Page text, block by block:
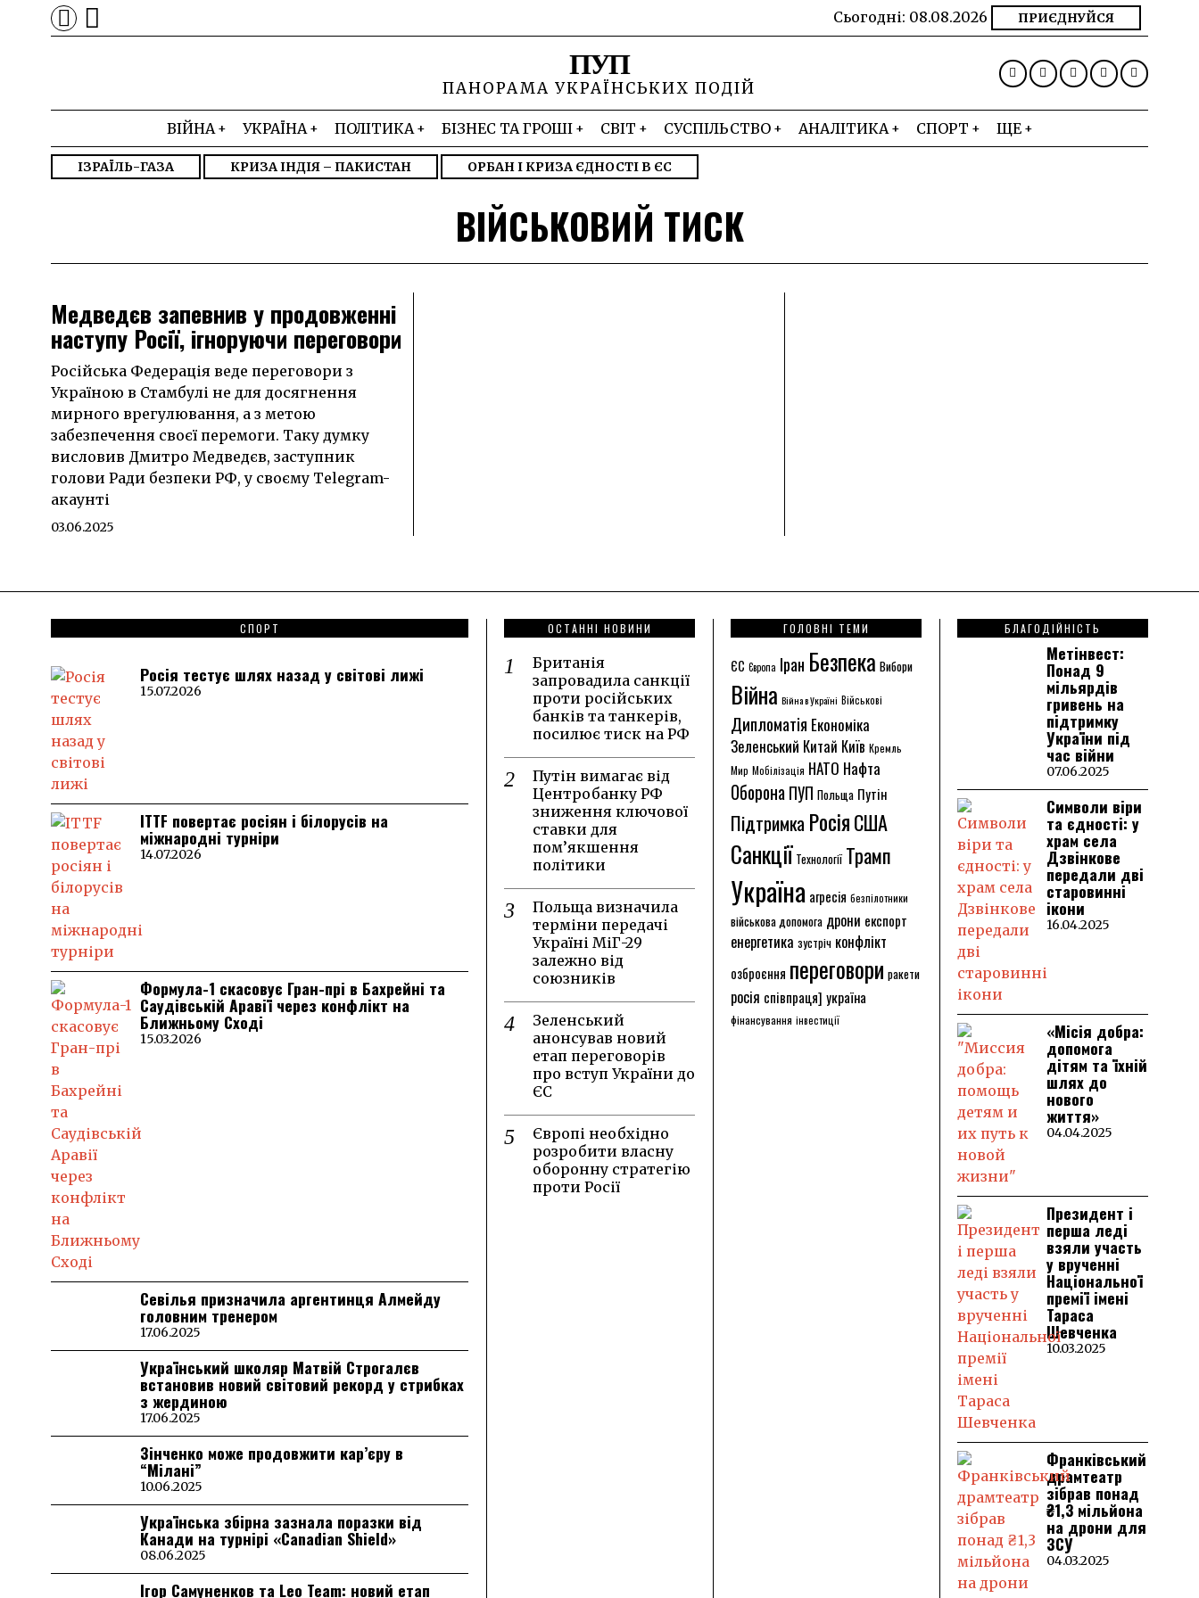
Сьогодні: 08.08.2026 ПРИЄДНУЙСЯ
ПУП
ПАНОРАМА УКРАЇНСЬКИХ ПОДІЙ
ВІЙНА УКРАЇНА ПОЛІТИКА БІЗНЕС ТА ГРОШІ СВІТ СУСПІЛЬСТВО АНАЛІТИКА СПОРТ ЩЕ
ІЗРАЇЛЬ-ГАЗА КРИЗА ІНДІЯ – ПАКИСТАН ОРБАН І КРИЗА ЄДНОСТІ В ЄС
ВІЙСЬКОВИЙ ТИСК
Медведєв запевнив у продовженні
наступу Росії, ігноруючи переговори
Російська Федерація веде переговори з
Україною в Стамбулі не для досягнення
мирного врегулювання, а з метою
забезпечення своєї перемоги. Таку думку
висловив Дмитро Медведєв, заступник
голови Ради безпеки РФ, у своєму Telegram-
акаунті
03.06.2025
СПОРТ
Росія тестує шлях назад у світові лижі
15.07.2026
ITTF повертає росіян і білорусів на
міжнародні турніри
14.07.2026
Формула-1 скасовує Гран-прі в Бахрейні та
Саудівській Аравії через конфлікт на
Ближньому Сході
15.03.2026
Севілья призначила аргентинця Алмейду
головним тренером
17.06.2025
Український школяр Матвій Строгалєв
встановив новий світовий рекорд у стрибках
з жердиною
17.06.2025
Зінченко може продовжити кар’єру в
“Мілані”
10.06.2025
Українська збірна зазнала поразки від
Канади на турнірі «Canadian Shield»
08.06.2025
Ігор Самуненков та Leo Team: новий етап
ОСТАННІ НОВИНИ
Британія
запровадила санкції
проти російських
банків та танкерів,
посилює тиск на РФ
Путін вимагає від
Центробанку РФ
зниження ключової
ставки для
пом’якшення
політики
Польща визначила
терміни передачі
Україні МіГ-29
залежно від
союзників
Зеленський
анонсував новий
етап переговорів
про вступ України до
ЄС
Європі необхідно
розробити власну
оборонну стратегію
проти Росії
ГОЛОВНІ ТЕМИ
ЄС Європа Іран Безпека Вибори
Війна Війна в Україні Військові
Дипломатія Економіка
Зеленський Китай Київ Кремль
Мир Мобілізація НАТО Нафта
ОборонаПУП Польща Путін
Підтримка РосіяСША
Санкції Технології Трамп
Україна агресія безпілотники
військова допомога дрони експорт
енергетика зустріч конфлікт
озброєння переговори ракети
росія співпраця] україна
фінансування інвестиції
БЛАГОДІЙНІСТЬ
Метінвест:
Понад 9
мільярдів
гривень на
підтримку
України під
час війни
07.06.2025
Символи віри
та єдності: у
храм села
Дзвінкове
передали дві
старовинні
ікони
16.04.2025
«Місія добра:
допомога
дітям та їхній
шлях до
нового
життя»
04.04.2025
Президент і
перша леді
взяли участь
у врученні
Національної
премії імені
Тараса
Шевченка
10.03.2025
Франківський
драмтеатр
зібрав понад
₴1,3 мільйона
на дрони для
ЗСУ
04.03.2025